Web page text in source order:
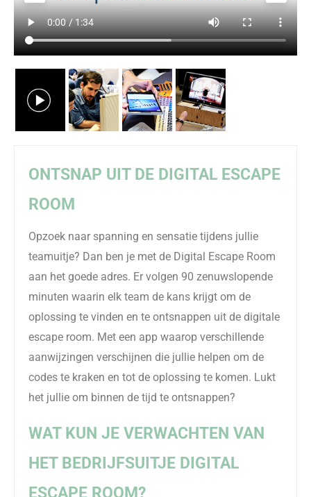
ONTSNAP UIT DE DIGITAL ESCAPE
ROOM
Opzoek naar spanning en sensatie tijdens jullie
teamuitje? Dan ben je met de Digital Escape Room
aan het goede adres. Er volgen 90 zenuwslopende
minuten waarin elk team de kans krijgt om de
oplossing te vinden en te ontsnappen uit de digitale
escape room. Met een app waarop verschillende
aanwijzingen verschijnen die jullie helpen om de
codes te kraken en tot de oplossing te komen. Lukt
het jullie om binnen de tijd te ontsnappen?
WAT KUN JE VERWACHTEN VAN
HET BEDRIJFSUITJE DIGITAL
ESCAPE ROOM?